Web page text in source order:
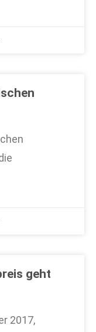
geht
2017,